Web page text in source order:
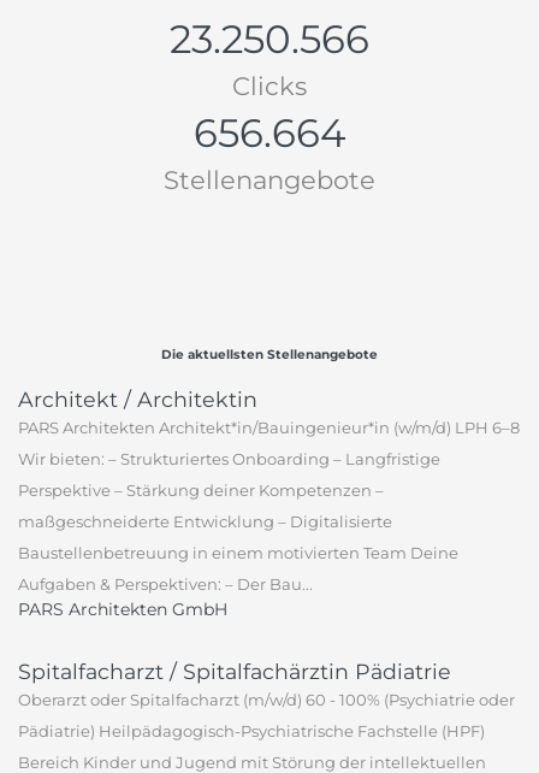
23.250.566
Clicks
656.664
Stellenangebote
Die aktuellsten Stellenangebote
Architekt / Architektin
PARS Architekten Architekt*in/Bauingenieur*in (w/m/d) LPH 6–8
Wir bieten: – Strukturiertes Onboarding – Langfristige
Perspektive – Stärkung deiner Kompetenzen –
maßgeschneiderte Entwicklung – Digitalisierte
Baustellenbetreuung in einem motivierten Team Deine
Aufgaben & Perspektiven: – Der Bau...
PARS Architekten GmbH
Spitalfacharzt / Spitalfachärztin Pädiatrie
Oberarzt oder Spitalfacharzt (m/w/d) 60 - 100% (Psychiatrie oder
Pädiatrie) Heilpädagogisch-Psychiatrische Fachstelle (HPF)
Bereich Kinder und Jugend mit Störung der intellektuellen